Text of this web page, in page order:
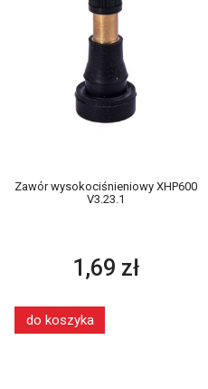
Zawór wysokociśnieniowy XHP600
V3.23.1
1,69 zł
do koszyka